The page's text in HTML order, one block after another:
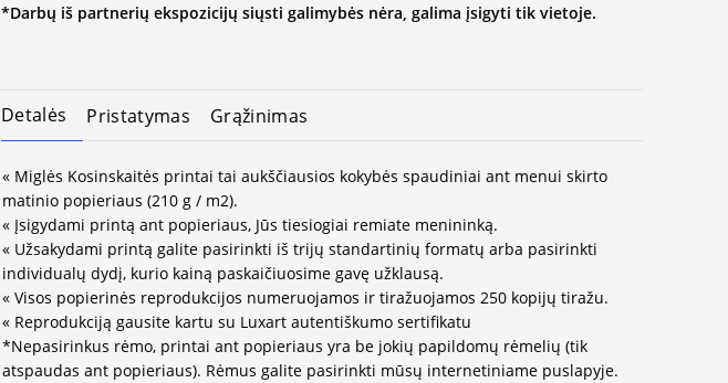
*Darbų iš partnerių ekspozicijų siųsti galimybės nėra, galima įsigyti tik vietoje.
Detalės Pristatymas Grąžinimas
« Miglės Kosinskaitės printai tai aukščiausios kokybės spaudiniai ant menui skirto
matinio popieriaus (210 g / m2).
« Įsigydami printą ant popieriaus, Jūs tiesiogiai remiate menininką.
« Užsakydami printą galite pasirinkti iš trijų standartinių formatų arba pasirinkti
individualų dydį, kurio kainą paskaičiuosime gavę užklausą.
« Visos popierinės reprodukcijos numeruojamos ir tiražuojamos 250 kopijų tiražu.
« Reprodukciją gausite kartu su Luxart autentiškumo sertifikatu
*Nepasirinkus rėmo, printai ant popieriaus yra be jokių papildomų rėmelių (tik
atspaudas ant popieriaus). Rėmus galite pasirinkti mūsų internetiniame puslapyje.